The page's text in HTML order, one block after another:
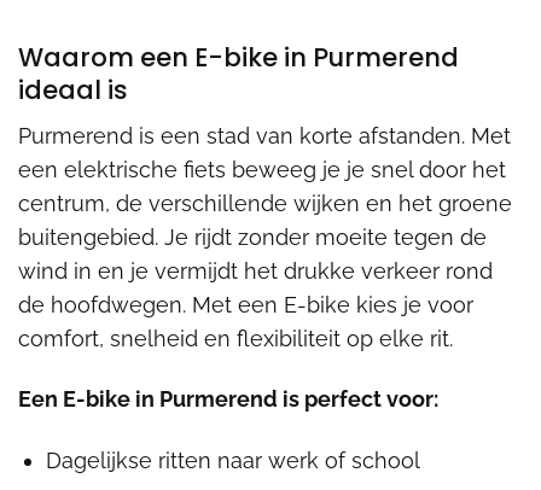
Waarom een E-bike in Purmerend
ideaal is
Purmerend is een stad van korte afstanden. Met
een elektrische fiets beweeg je je snel door het
centrum, de verschillende wijken en het groene
buitengebied. Je rijdt zonder moeite tegen de
wind in en je vermijdt het drukke verkeer rond
de hoofdwegen. Met een E-bike kies je voor
comfort, snelheid en flexibiliteit op elke rit.
Een E-bike in Purmerend is perfect voor:
Dagelijkse ritten naar werk of school